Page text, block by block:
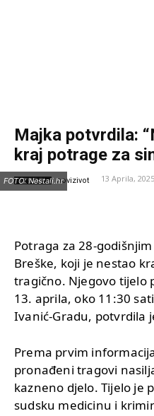
Majka potvrdila:
kraj potrage za
IZVOR: novizivot 13 Aprila, 2025
FOTO: Nestali.hr
Potraga za 28-
Breške, koji je nestao
tragično. Njegovo tijelo
13. aprila, oko 11:30
Ivanić-Gradu, potvrdila
Prema prvim
pronađeni tragovi
kazneno djelo. Tijelo je
sudsku medicinu i